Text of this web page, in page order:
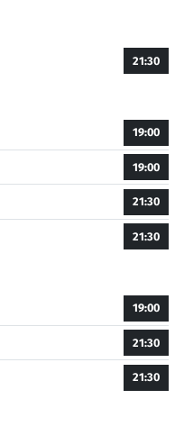
21:30
19:00
19:00
21:30
21:30
19:00
21:30
21:30